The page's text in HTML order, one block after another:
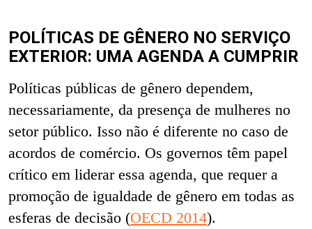
POLÍTICAS DE GÊNERO NO SERVIÇO
EXTERIOR: UMA AGENDA A CUMPRIR
Políticas públicas de gênero dependem,
necessariamente, da presença de mulheres no
setor público. Isso não é diferente no caso de
acordos de comércio. Os governos têm papel
crítico em liderar essa agenda, que requer a
promoção de igualdade de gênero em todas as
esferas de decisão (OECD 2014).